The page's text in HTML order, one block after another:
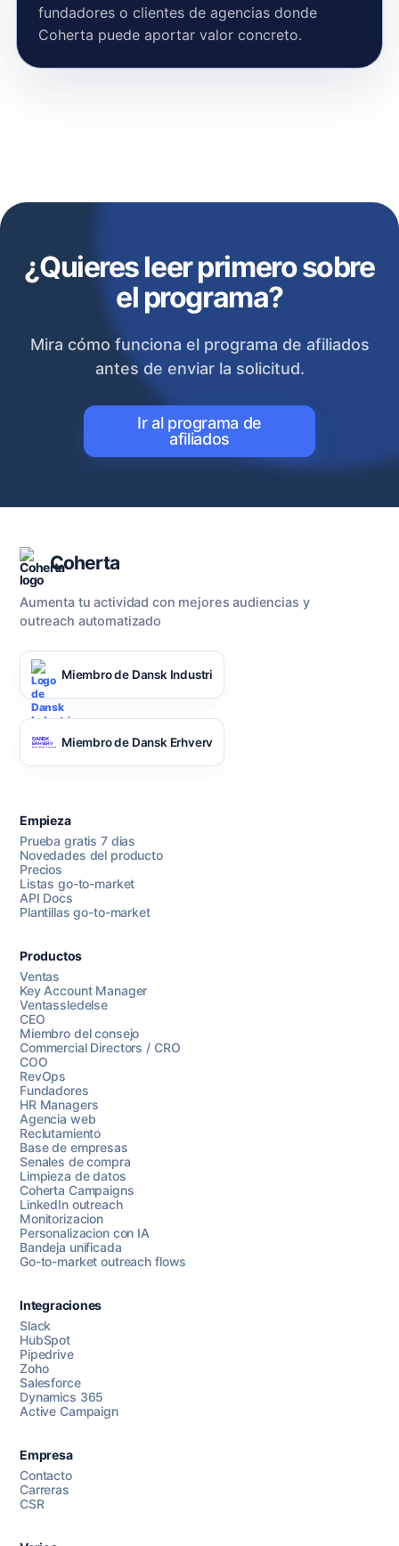
fundadores o clientes de agencias donde
Coherta puede aportar valor concreto.
¿Quieres leer primero sobre
el programa?
Mira cómo funciona el programa de afiliados
antes de enviar la solicitud.
Ir al programa de
afiliados
Chatea con nosotros
Coherta
Aumenta tu actividad con mejores audiencias y
outreach automatizado
Miembro de Dansk Industri
Miembro de Dansk Erhverv
Empieza
Prueba gratis 7 dias
Novedades del producto
Precios
Listas go-to-market
API Docs
Plantillas go-to-market
Productos
Ventas
Key Account Manager
Ventassledelse
CEO
Miembro del consejo
Commercial Directors / CRO
COO
RevOps
Fundadores
HR Managers
Agencia web
Reclutamiento
Base de empresas
Senales de compra
Limpieza de datos
Coherta Campaigns
LinkedIn outreach
Monitorizacion
Personalizacion con IA
Bandeja unificada
Go-to-market outreach flows
Integraciones
Slack
HubSpot
Pipedrive
Zoho
Salesforce
Dynamics 365
Active Campaign
Empresa
Contacto
Carreras
CSR